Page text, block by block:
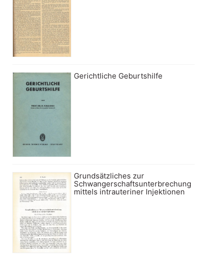
Gerichtliche Geburtshilfe
Grundsätzliches zur
Schwangerschaftsunterbrechung
mittels intrauteriner Injektionen